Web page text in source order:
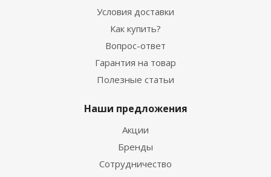
Условия доставки
Как купить?
Вопрос-ответ
Гарантия на товар
Полезные статьи
Наши предложения
Акции
Бренды
Сотрудничество